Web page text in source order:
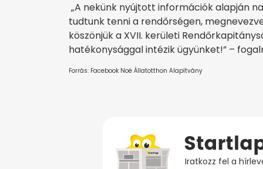
„A nekünk nyújtott információk alapján
tudtunk tenni a rendőrségen,
köszönjük a XVII. kerületi
hatékonysággal intézik ügyünket!” –
Forrás: Facebook Noé Állatotthon Alapítvány
Iratkozz fel a